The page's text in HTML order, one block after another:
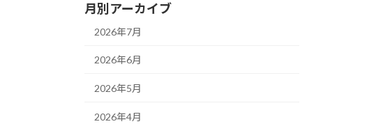
月別アーカイブ
2026年7月
2026年6月
2026年5月
2026年4月